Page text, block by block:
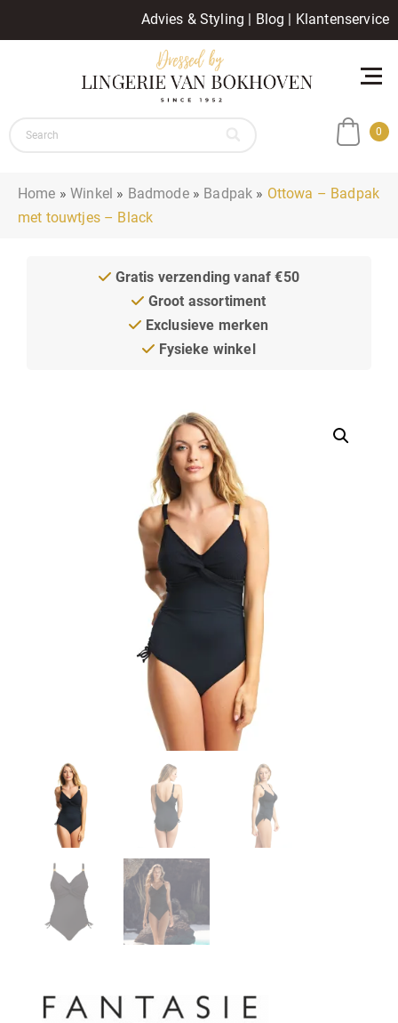
Advies & Styling | Blog | Klantenservice
0
Home »Winkel » Badmode» Badpak » Ottowa – Badpak
met touwtjes – Black
Gratis verzending vanaf €50
Groot assortiment
Exclusieve merken
Fysieke winkel